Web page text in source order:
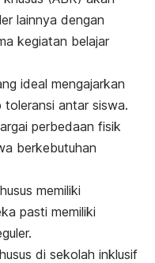
lainnya dengan
kegiatan belajar
ideal mengajarkan
antar siswa.
perbedaan fisik
berkebutuhan
memiliki
pasti memiliki
di sekolah inklusif